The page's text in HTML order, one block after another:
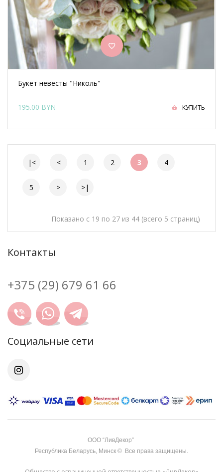
Букет невесты "Николь"
195.00 BYN КУПИТЬ
|< < 1 2 3 4
5 > >|
Показано с 19 по 27 из 44 (всего 5 страниц)
Контакты
+375 (29) 679 61 66
Cоциальные сети
OOO “ЛивДекор”
Республика Беларусь, Минск © Все права защищены.